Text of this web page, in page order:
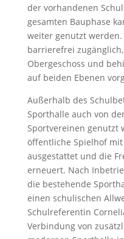
der vorhandenen
gesamten Bauphase
weiter genutzt
barrierefrei
Obergeschoss und
auf beiden Ebenen
Außerhalb des
Sporthalle auch von
Sportvereinen genutzt
öffentliche Spielhof
ausgestattet und die
erneuert. Nach
die bestehende
einen schulischen
Schulreferentin
Verbindung von